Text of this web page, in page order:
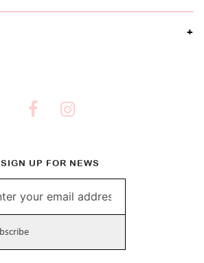
SIGN UP FOR NEWS